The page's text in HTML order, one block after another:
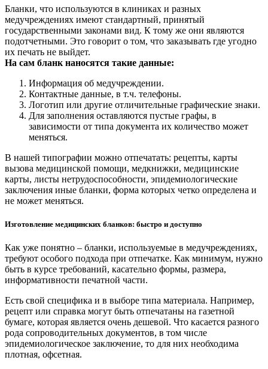
Бланки, что используются в клиниках и разных
медучреждениях имеют стандартный, принятый
государственными законами вид. К тому же они являются
подотчетными. Это говорит о том, что заказывать где угодно
их печать не выйдет.
На сам бланк наносятся такие данные:
Информация об медучреждении.
Контактные данные, в т.ч. телефоны.
Логотип или другие отличительные графические знаки.
Для заполнения оставляются пустые графы, в
зависимости от типа документа их количество может
меняться.
В нашей типографии можно отпечатать: рецепты, карты
вызова медицинской помощи, медкнижки, медицинские
карты, листы нетрудоспособности, эпидемиологические
заключения иные бланки, форма которых четко определена и
не может меняться.
Изготовление медицинских бланков: быстро и доступно
Как уже понятно – бланки, используемые в медучреждениях,
требуют особого подхода при отпечатке. Как минимум, нужно
быть в курсе требований, касательно формы, размера,
информативности печатной части.
Есть свой специфика и в выборе типа материала. Например,
рецепт или справка могут быть отпечатаны на газетной
бумаге, которая является очень дешевой. Что касается разного
рода сопроводительных документов, в том числе
эпидемиологическое заключение, то для них необходима
плотная, офсетная.